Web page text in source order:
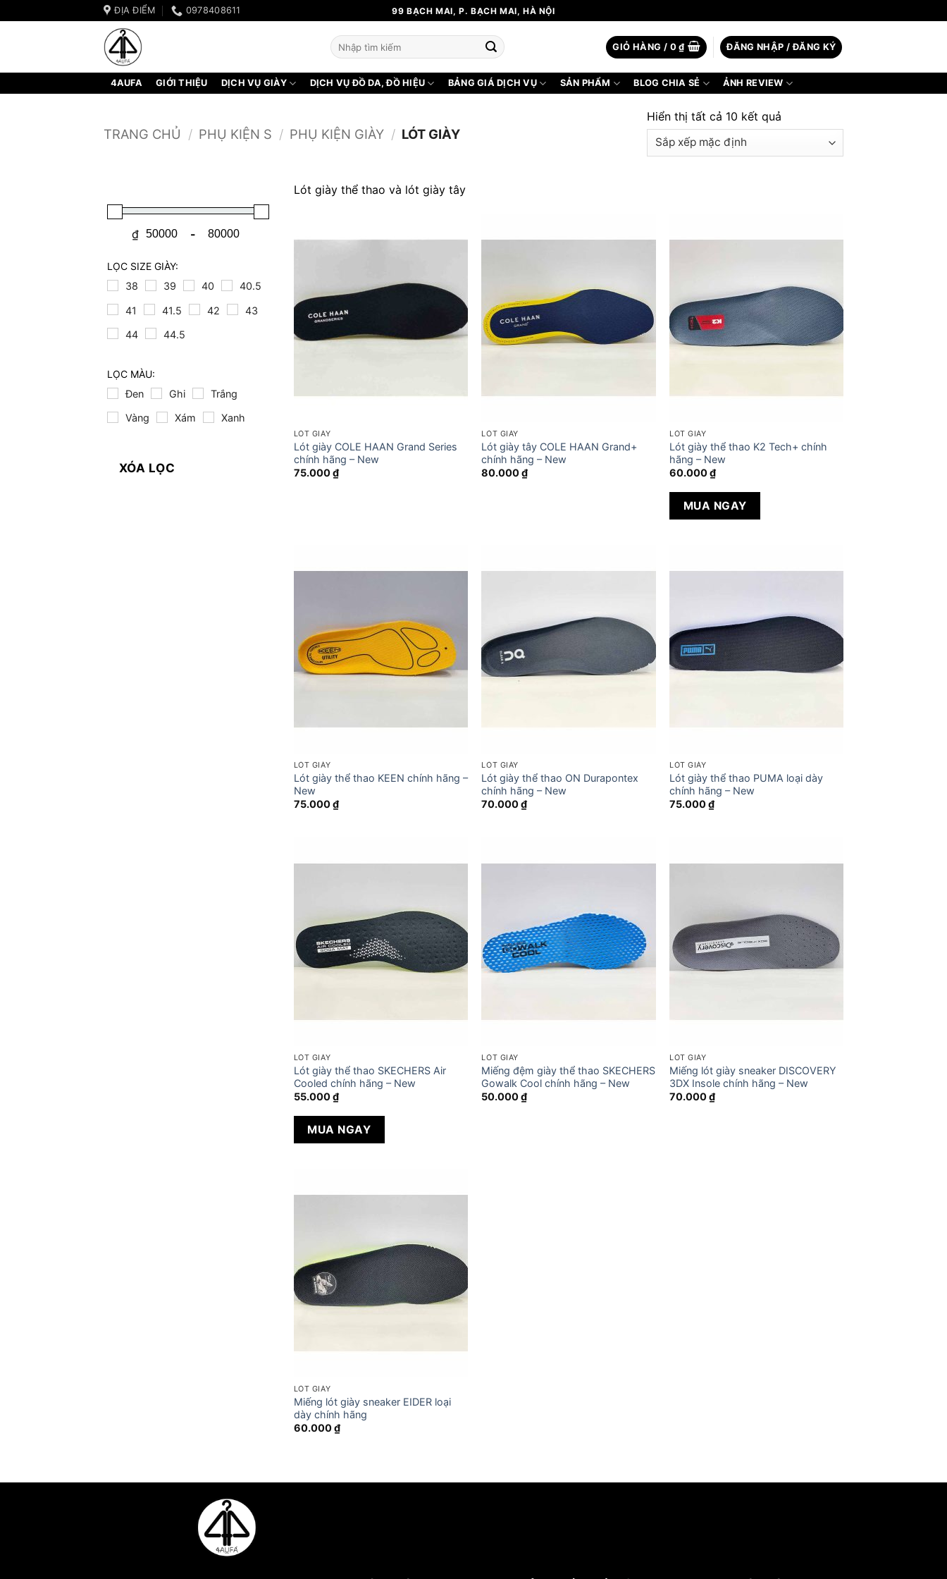
qua
ĐỊA ĐIỂM 0978408611 99 BẠCH MAI, P. BẠCH MAI, HÀ NỘI
Tìm
kiếm:
GIỎ HÀNG / 0₫ ĐĂNG NHẬP / ĐĂNG KÝ
4AUFA GIỚI THIỆU DỊCH VỤ GIÀY DỊCH VỤ ĐỒ DA, ĐỒ HIỆU BẢNG GIÁ DỊCH VỤ SẢN PHẨM BLOG CHIA SẺ ẢNH REVIEW
TRANG CHỦ / PHỤ KIỆN S / PHỤ KIỆN GIÀY / LÓT GIÀY
Hiển thị tất cả 10 kết quả
₫ -
LỌC SIZE GIÀY:
38
39 40 40.5
41 41.5 42 43
44 44.5
LỌC MÀU:
Đen
Ghi Trắng
Vàng Xám Xanh
XÓA LỌC
Lót giày thể thao và lót giày tây
LÓT GIÀY
Lót giày COLE HAAN Grand Series
chính hãng – New
75.000₫
LÓT GIÀY
Lót giày tây COLE HAAN Grand+
chính hãng – New
80.000₫
LÓT GIÀY
Lót giày thể thao K2 Tech+ chính
hãng – New
60.000₫
MUA NGAY
LÓT GIÀY
Lót giày thể thao KEEN chính hãng –
New
75.000₫
LÓT GIÀY
Lót giày thể thao ON Durapontex
chính hãng – New
70.000₫
LÓT GIÀY
Lót giày thể thao PUMA loại dày
chính hãng – New
75.000₫
LÓT GIÀY
Lót giày thể thao SKECHERS Air
Cooled chính hãng – New
55.000₫
MUA NGAY
LÓT GIÀY
Miếng đệm giày thể thao SKECHERS
Gowalk Cool chính hãng – New
50.000₫
LÓT GIÀY
Miếng lót giày sneaker DISCOVERY
3DX Insole chính hãng – New
70.000₫
LÓT GIÀY
Miếng lót giày sneaker EIDER loại
dày chính hãng
60.000₫